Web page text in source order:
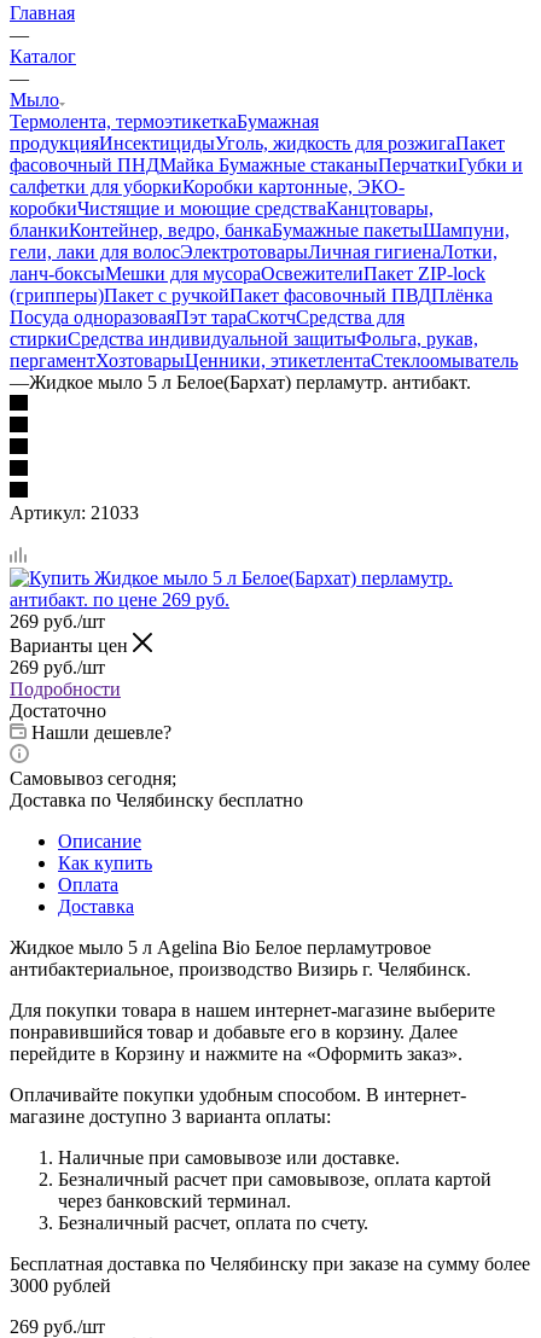
Главная
—
Каталог
—
Мыло
Термолента, термоэтикеткаБумажная
продукцияИнсектицидыУголь, жидкость для розжигаПакет
фасовочный ПНДМайка Бумажные стаканыПерчаткиГубки и
салфетки для уборкиКоробки картонные, ЭКО-
коробкиЧистящие и моющие средстваКанцтовары,
бланкиКонтейнер, ведро, банкаБумажные пакетыШампуни,
гели, лаки для волосЭлектротоварыЛичная гигиенаЛотки,
ланч-боксыМешки для мусораОсвежителиПакет ZIP-lock
(грипперы)Пакет с ручкойПакет фасовочный ПВДПлёнка
Посуда одноразоваяПэт тараСкотчСредства для
стиркиСредства индивидуальной защитыФольга, рукав,
пергаментХозтоварыЦенники, этикетлентаСтеклоомыватель
—Жидкое мыло 5 л Белое(Бархат) перламутр. антибакт.
Артикул: 21033
269 руб./шт
Варианты цен
269 руб./шт
Подробности
Достаточно
Нашли дешевле?
Самовывоз сегодня;
Доставка по Челябинску бесплатно
Описание
Как купить
Оплата
Доставка
Жидкое мыло 5 л Agelina Bio Белое перламутровое
антибактериальное, производство Визирь г. Челябинск.
Для покупки товара в нашем интернет-магазине выберите
понравившийся товар и добавьте его в корзину. Далее
перейдите в Корзину и нажмите на «Оформить заказ».
Оплачивайте покупки удобным способом. В интернет-
магазине доступно 3 варианта оплаты:
Наличные при самовывозе или доставке.
Безналичный расчет при самовывозе, оплата картой
через банковский терминал.
Безналичный расчет, оплата по счету.
Бесплатная доставка по Челябинску при заказе на сумму более
3000 рублей
269 руб./шт